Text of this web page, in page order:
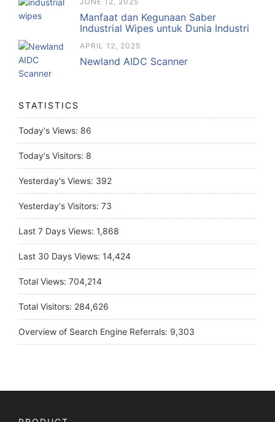
Manfaat dan Kegunaan Saber
Industrial Wipes untuk Dunia Industri
APRIL 12, 2025
Newland AIDC Scanner
STATISTICS
Today's Views: 86
Today's Visitors: 8
Yesterday's Views: 392
Yesterday's Visitors: 73
Last 7 Days Views: 1,868
Last 30 Days Views: 14,424
Total Views: 704,214
Total Visitors: 284,626
Overview of Search Engine Referrals: 9,303